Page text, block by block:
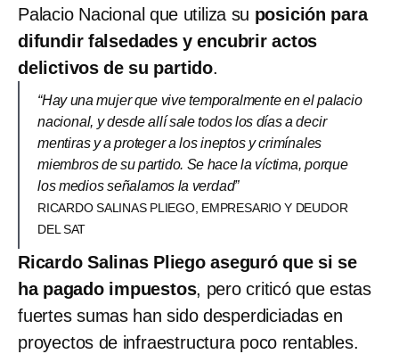
Palacio Nacional que utiliza su posición para
difundir falsedades y encubrir actos
delictivos de su partido.
“Hay una mujer que vive temporalmente en el palacio
nacional, y desde allí sale todos los días a decir
mentiras y a proteger a los ineptos y crimínales
miembros de su partido. Se hace la víctima, porque
los medios señalamos la verdad”
RICARDO SALINAS PLIEGO, EMPRESARIO Y DEUDOR
DEL SAT
Ricardo Salinas Pliego aseguró que si se
ha pagado impuestos, pero criticó que estas
fuertes sumas han sido desperdiciadas en
proyectos de infraestructura poco rentables.